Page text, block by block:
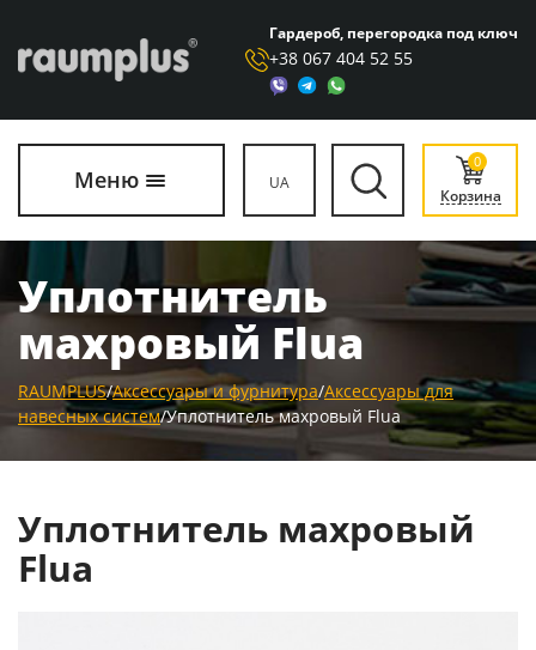
Гардероб, перегородка под ключ
+38 067 404 52 55
Меню UA
0
Корзина
Уплотнитель
махровый Flua
RAUMPLUS/Аксессуары и фурнитура/Аксессуары для
навесных систем/Уплотнитель махровый Flua
Уплотнитель махровый
Flua